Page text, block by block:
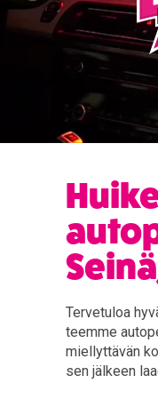
Tervetuloa
teemme
miellyttävän
sen jälkeen